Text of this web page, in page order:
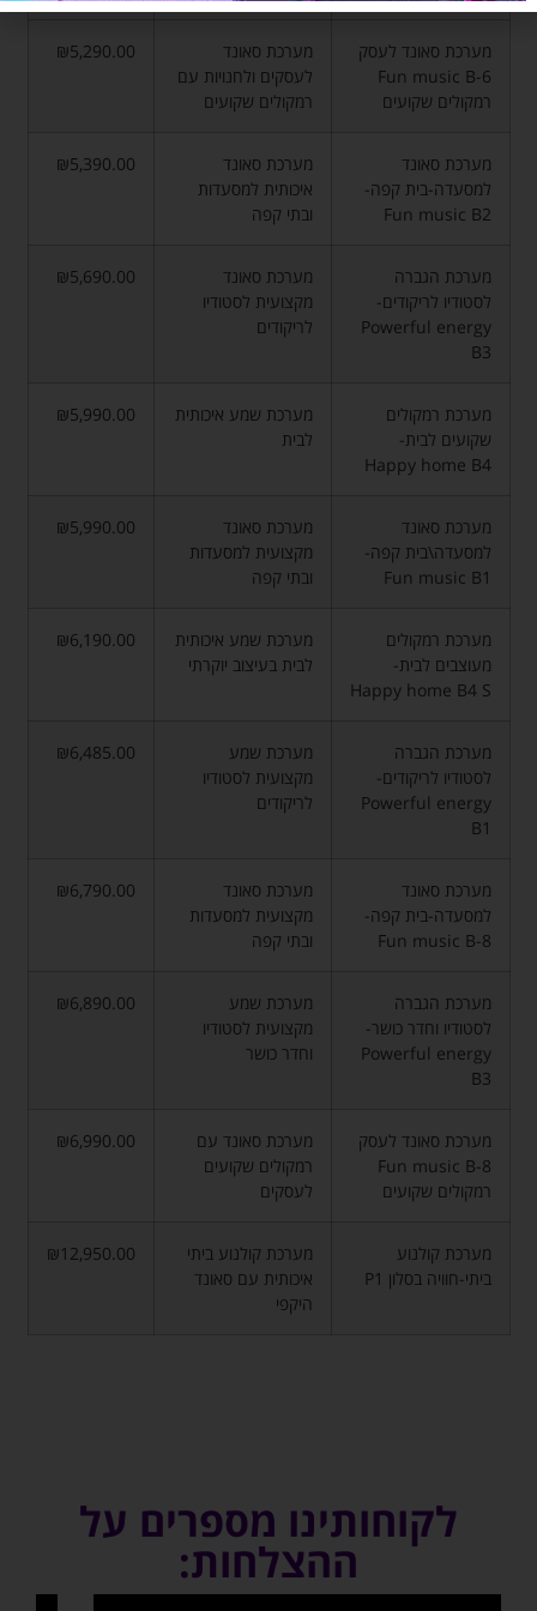
מערכת סאונד לעסק
Fun music B-6
רמקולים שקועים
מערכת סאונד
לעסקים ולחנויות עם
רמקולים שקועים
₪5,290.00
מערכת סאונד
למסעדה-בית קפה-
Fun music B2
מערכת סאונד
איכותית למסעדות
ובתי קפה
₪5,390.00
מערכת הגברה
לסטודיו לריקודים-
Powerful energy
B3
מערכת סאונד
מקצועית לסטודיו
לריקודים
₪5,690.00
מערכת רמקולים
שקועים לבית-
Happy home B4
מערכת שמע איכותית
לבית
₪5,990.00
מערכת סאונד
למסעדה\בית קפה-
Fun music B1
מערכת סאונד
מקצועית למסעדות
ובתי קפה
₪5,990.00
מערכת רמקולים
מעוצבים לבית-
Happy home B4 S
מערכת שמע איכותית
לבית בעיצוב יוקרתי
₪6,190.00
מערכת הגברה
לסטודיו לריקודים-
Powerful energy
B1
מערכת שמע
מקצועית לסטודיו
לריקודים
₪6,485.00
מערכת סאונד
למסעדה-בית קפה-
Fun music B-8
מערכת סאונד
מקצועית למסעדות
ובתי קפה
₪6,790.00
מערכת הגברה
לסטודיו וחדר כושר-
Powerful energy
B3
מערכת שמע
מקצועית לסטודיו
וחדר כושר
₪6,890.00
מערכת סאונד לעסק
Fun music B-8
רמקולים שקועים
מערכת סאונד עם
רמקולים שקועים
לעסקים
₪6,990.00
מערכת קולנוע
ביתי-חוויה בסלון P1
מערכת קולנוע ביתי
איכותית עם סאונד
היקפי
₪12,950.00
לקוחותינו מספרים על
ההצלחות: